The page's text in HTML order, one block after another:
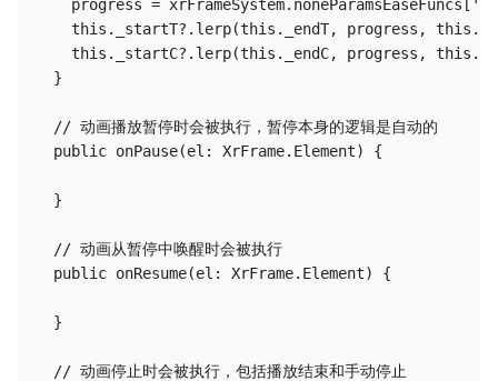
progress =
this._startT?.lerp(this._endT, progress,
this._startC?.lerp(this._endC, progress,
  }
  // 动画播放暂停时会被执行，暂停本身的逻辑是自动的
  public onPause(el: XrFrame.Element) {
  }
  // 动画从暂停中唤醒时会被执行
  public onResume(el: XrFrame.Element) {
  }
  // 动画停止时会被执行，包括播放结束和手动停止